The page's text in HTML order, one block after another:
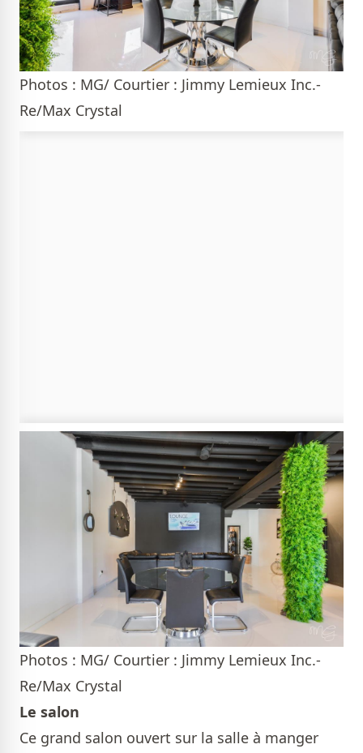
Photos : MG/ Courtier : Jimmy Lemieux Inc.-
Re/Max Crystal
Photos : MG/ Courtier : Jimmy Lemieux Inc.-
Re/Max Crystal
Le salon
Ce grand salon ouvert sur la salle à manger